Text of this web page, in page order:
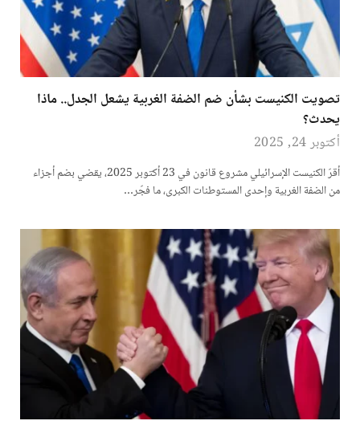
تصويت الكنيست بشأن ضم الضفة الغربية يشعل الجدل.. ماذا
يحدث؟
أكتوبر 24, 2025
أقرّ الكنيست الإسرائيلي مشروع قانون في 23 أكتوبر 2025، يقضي بضم أجزاء
من الضفة الغربية وإحدى المستوطنات الكبرى، ما فجّر…